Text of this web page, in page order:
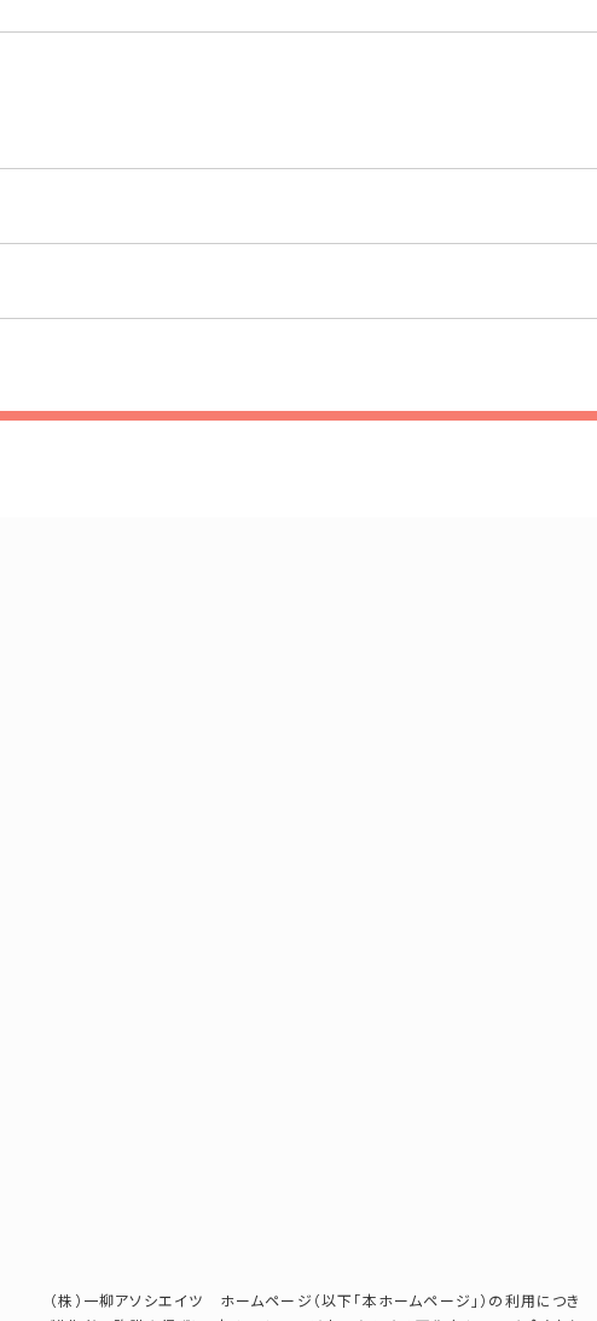
（株）一柳アソシエイツ ホームページ（以下「本ホームページ」）の利用につき